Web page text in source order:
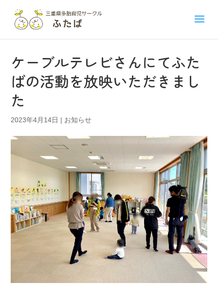
ケーブルテレビさんにてふた
ばの活動を放映いただきまし
た
2023年4月14日 | お知らせ